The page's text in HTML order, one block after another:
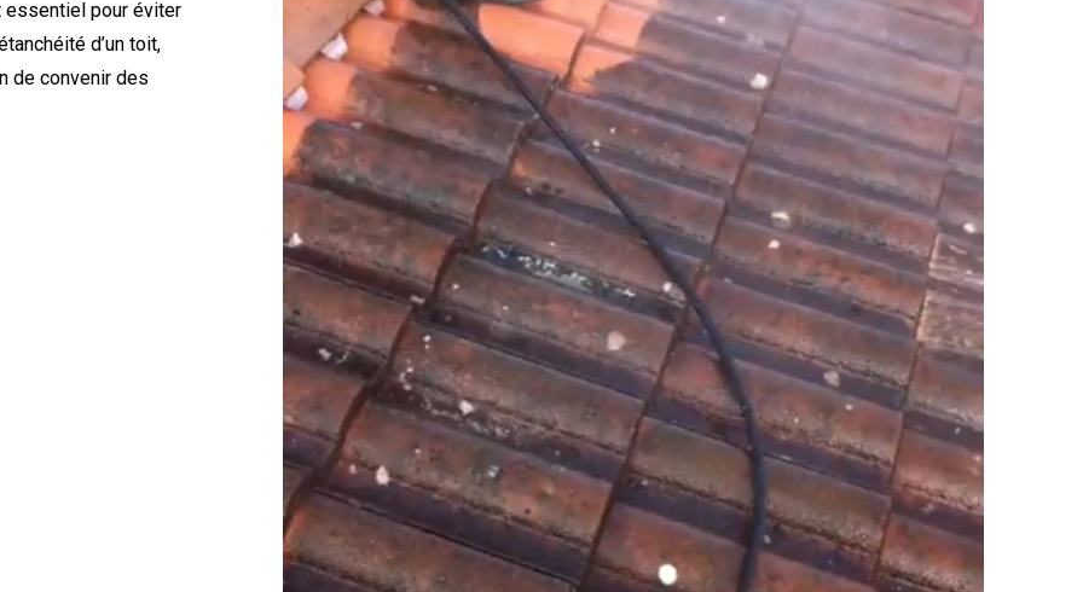
essentiel pour éviter
d’un toit,
de convenir des